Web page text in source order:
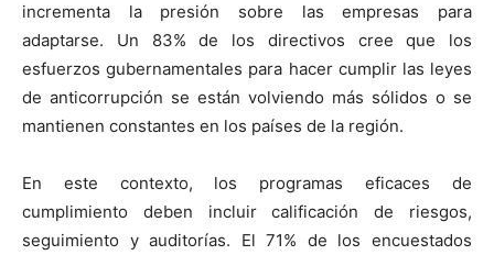
incrementa la presión sobre las empresas para
adaptarse. Un 83% de los directivos cree que los
esfuerzos gubernamentales para hacer cumplir las leyes
de anticorrupción se están volviendo más sólidos o se
mantienen constantes en los países de la región.
En este contexto, los programas eficaces de
cumplimiento deben incluir calificación de riesgos,
seguimiento y auditorías. El 71% de los encuestados